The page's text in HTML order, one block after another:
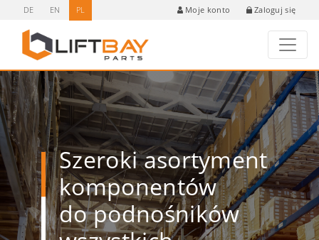
DE EN PL Moje konto Zaloguj się
Szeroki asortyment
komponentów
do podnośników